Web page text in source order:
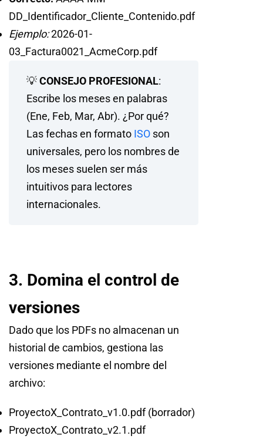
DD_Identificador_Cliente_Contenido.pdf
Ejemplo:2026-01-
03_Factura0021_AcmeCorp.pdf
💡CONSEJO PROFESIONAL:
Escribe los meses en palabras
(Ene, Feb, Mar, Abr). ¿Por qué?
Las fechas en formato ISO son
universales, pero los nombres de
los meses suelen ser más
intuitivos para lectores
internacionales.
3. Domina el control de
versiones
Dado que los PDFs no almacenan un
historial de cambios, gestiona las
versiones mediante el nombre del
archivo:
ProyectoX_Contrato_v1.0.pdf (borrador)
ProyectoX_Contrato_v2.1.pdf